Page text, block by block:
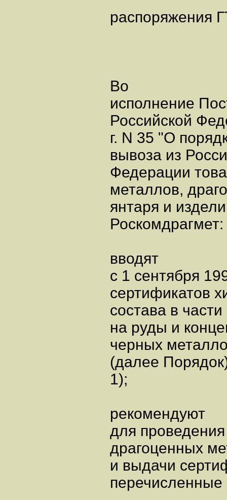
распоряжения
Во
исполнение
Российской
г. N 35 "О
вывоза из
Федерации
металлов,
янтаря и
Роскомдрагмет:
вводят
с 1 сентября
сертификатов
состава в
на руды и
черных
(далее
1);
рекомендуют
для
драгоценных
и выдачи